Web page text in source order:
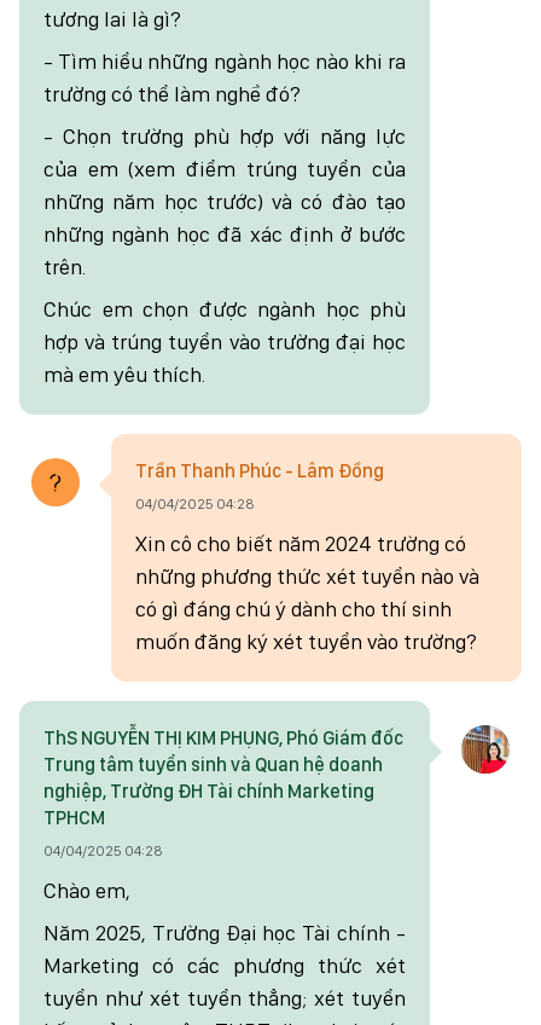
tương lai là gì?
- Tìm hiểu những ngành học nào khi ra
trường có thể làm nghề đó?
- Chọn trường phù hợp với năng lực
của em (xem điểm trúng tuyển của
những năm học trước) và có đào tạo
những ngành học đã xác định ở bước
trên.
Chúc em chọn được ngành học phù
hợp và trúng tuyển vào trường đại học
mà em yêu thích.
Trần Thanh Phúc - Lâm Đồng
04/04/2025 04:28
Xin cô cho biết năm 2024 trường có
những phương thức xét tuyển nào và
có gì đáng chú ý dành cho thí sinh
muốn đăng ký xét tuyển vào trường?
ThS NGUYỄN THỊ KIM PHỤNG, Phó Giám đốc
Trung tâm tuyển sinh và Quan hệ doanh
nghiệp, Trường ĐH Tài chính Marketing
TPHCM
04/04/2025 04:28
Chào em,
Năm 2025, Trường Đại học Tài chính -
Marketing có các phương thức xét
tuyển như xét tuyển thẳng; xét tuyển